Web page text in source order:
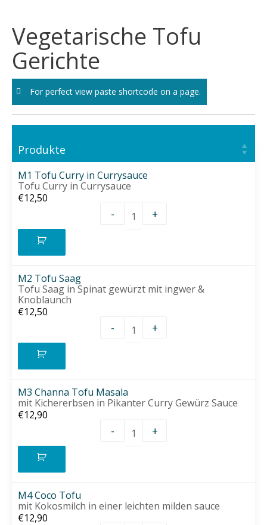
content
Vegetarische Tofu
Gerichte
For perfect view paste shortcode on a page.
Produkte
M1 Tofu Curry in Currysauce
Tofu Curry in Currysauce
€12,50
M1 Tofu Curry in
- +
M2 Tofu Saag
Tofu Saag in Spinat gewürzt mit ingwer &
Knoblaunch
€12,50
M2 Tofu Saag Menge
- +
M3 Channa Tofu Masala
mit Kichererbsen in Pikanter Curry Gewürz Sauce
€12,90
M3 Channa Tofu Masala
- +
M4 Coco Tofu
mit Kokosmilch in einer leichten milden sauce
€12,90